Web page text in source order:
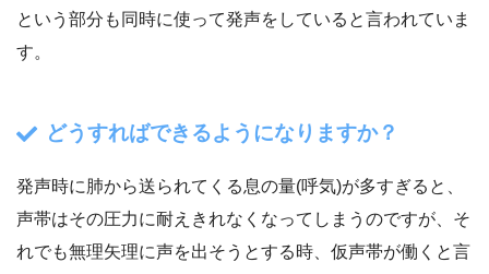
という部分も同時に使って発声をしていると言われていま
す。
どうすればできるようになりますか？
発声時に肺から送られてくる息の量(呼気)が多すぎると、
声帯はその圧力に耐えきれなくなってしまうのですが、そ
れでも無理矢理に声を出そうとする時、仮声帯が働くと言